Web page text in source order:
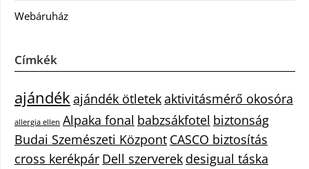
Webáruház
Címkék
ajándékajándék ötletekaktivitásmérő okosóra
allergia ellen Alpaka fonal babzsákfotel biztonság
Budai Szemészeti Központ CASCO biztosítás
cross kerékpár Dell szerverek desigual táska